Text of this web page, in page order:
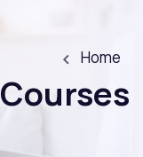
Home
Courses